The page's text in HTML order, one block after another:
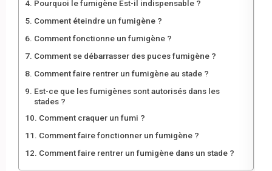
Pourquoi le fumigène Est-il indispensable ?
Comment éteindre un fumigène ?
Comment fonctionne un fumigène ?
Comment se débarrasser des puces fumigène ?
Comment faire rentrer un fumigène au stade ?
Est-ce que les fumigènes sont autorisés dans les
stades ?
Comment craquer un fumi ?
Comment faire fonctionner un fumigène ?
Comment faire rentrer un fumigène dans un stade ?